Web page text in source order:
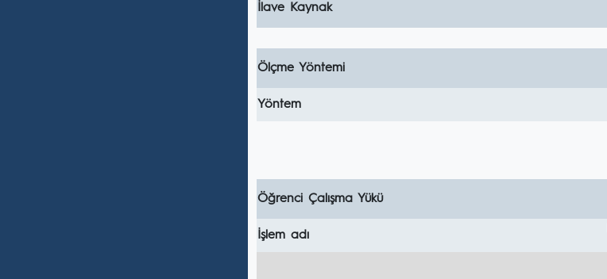
İlave Kaynak
Ölçme Yöntemi
Yöntem
Öğrenci Çalışma Yükü
İşlem adı